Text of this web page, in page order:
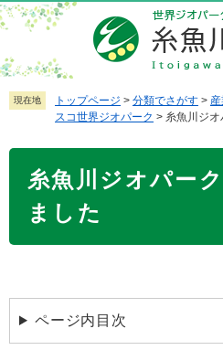
ペ
ー
ジ
の
先
メ
ニ
ュ
ー
を現在地 トップページ > 分類でさがす >
スコ世界ジオパーク > 糸魚川ジ
糸魚川ジオパー
ました
ページ内目次